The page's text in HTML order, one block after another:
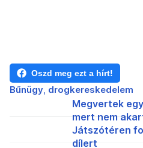
Oszd meg ezt a hírt!
Bűnügy drogkereskedelem
Megvertek
mert nem
Játszótéren
dílert